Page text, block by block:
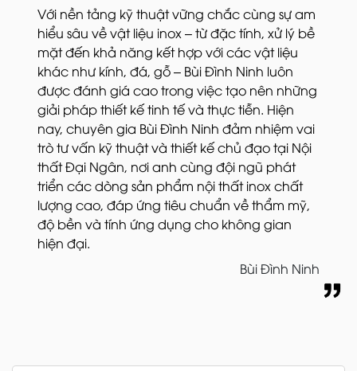
Với nền tảng kỹ thuật vững chắc cùng sự am
hiểu sâu về vật liệu inox – từ đặc tính, xử lý bề
mặt đến khả năng kết hợp với các vật liệu
khác như kính, đá, gỗ – Bùi Đình Ninh luôn
được đánh giá cao trong việc tạo nên những
giải pháp thiết kế tinh tế và thực tiễn. Hiện
nay, chuyên gia Bùi Đình Ninh đảm nhiệm vai
trò tư vấn kỹ thuật và thiết kế chủ đạo tại Nội
thất Đại Ngân, nơi anh cùng đội ngũ phát
triển các dòng sản phẩm nội thất inox chất
lượng cao, đáp ứng tiêu chuẩn về thẩm mỹ,
độ bền và tính ứng dụng cho không gian
hiện đại.
Bùi Đình Ninh